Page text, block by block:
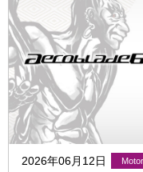
2026年06月12日